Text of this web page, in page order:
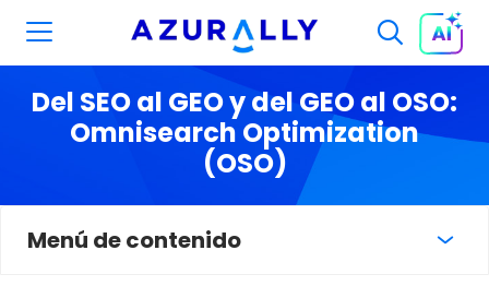
Del SEO al GEO y del GEO al OSO:
Omnisearch Optimization
(OSO)
Menú de contenido